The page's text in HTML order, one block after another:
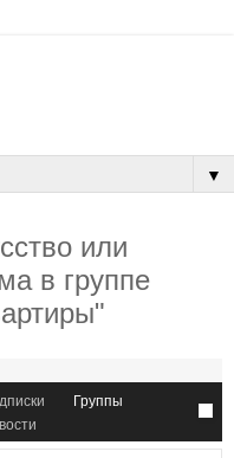
▼
или
в группе
Группы